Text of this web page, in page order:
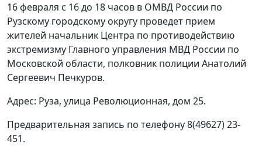
16 февраля с 16 до 18 часов в ОМВД России по
Рузскому городскому округу проведет прием
жителей начальник Центра по противодействию
экстремизму Главного управления МВД России по
Московской области, полковник полиции Анатолий
Сергеевич Печкуров.
Адрес: Руза, улица Революционная, дом 25.
Предварительная запись по телефону 8(49627) 23-
451.